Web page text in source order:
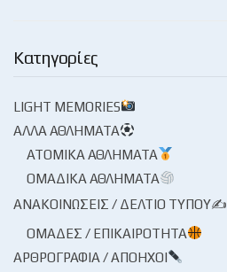
Κατηγορίες
LIGHT MEMORIES
ΆΛΛΑ ΑΘΛΉΜΑΤΑ
ΑΤΟΜΙΚΆ ΑΘΛΉΜΑΤΑ
ΟΜΑΔΙΚΆ ΑΘΛΉΜΑΤΑ
ΑΝΑΚΟΙΝΏΣΕΙΣ / ΔΕΛΤΊΟ ΤΎΠΟΥ✍
ΟΜΆΔΕΣ / ΕΠΙΚΑΙΡΌΤΗΤΑ
ΑΡΘΡΟΓΡΑΦΊΑ / ΑΠΌΗΧΟΙ